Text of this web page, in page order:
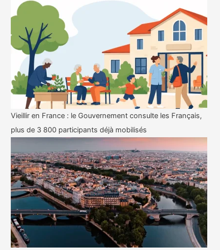
Vieillir en France : le Gouvernement consulte les Français,
plus de 3 800 participants déjà mobilisés